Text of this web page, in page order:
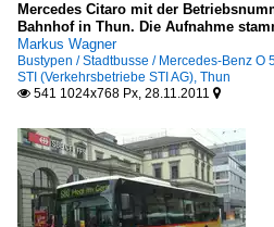
Mercedes Citaro mit der
Bahnhof in Thun. Die Aufnahme
Markus Wagner
Bustypen / Stadtbusse / Mercedes-Benz O
STI (Verkehrsbetriebe STI AG), Thun
 541 1024x768 Px, 28.11.2011 